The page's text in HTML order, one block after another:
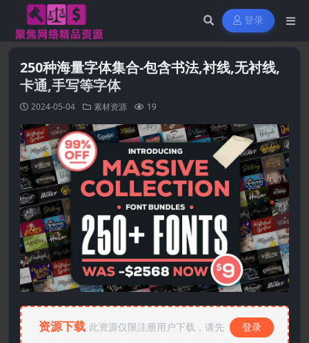
登录
250种海量字体集合-包含书法,衬线,无衬线,
卡通,手写等字体
2024-05-04 素材资源 19
资源下载 此资源仅限注册用户下载，请先 登录